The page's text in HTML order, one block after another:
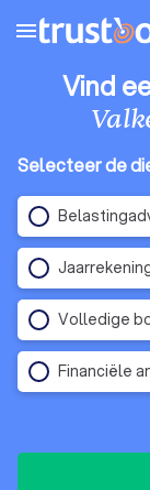
menu
Vind
Selecteer de
Volledige
Financiële